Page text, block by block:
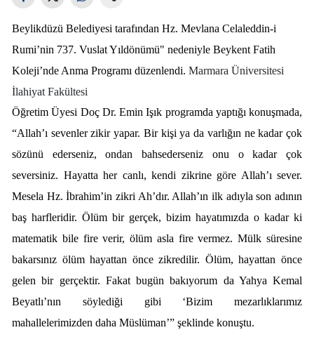
Beylikdüzü Belediyesi tarafından Hz. Mevlana Celaleddin-i
Rumi’nin 737. Vuslat Yıldönümü" nedeniyle Beykent Fatih
Koleji’nde Anma Programı düzenlendi. Marmara Üniversitesi
İlahiyat Fakültesi
Öğretim Üyesi Doç Dr. Emin Işık programda yaptığı konuşmada,
“Allah’ı sevenler zikir yapar. Bir kişi ya da varlığın ne kadar çok
sözünü ederseniz, ondan bahsederseniz onu o kadar çok
seversiniz. Hayatta her canlı, kendi zikrine göre Allah’ı sever.
Mesela Hz. İbrahim’in zikri Ah’dır. Allah’ın ilk adıyla son adının
baş harfleridir. Ölüm bir gerçek, bizim hayatımızda o kadar ki
matematik bile fire verir, ölüm asla fire vermez. Mülk süresine
bakarsınız ölüm hayattan önce zikredilir. Ölüm, hayattan önce
gelen bir gerçektir. Fakat bugün bakıyorum da Yahya Kemal
Beyatlı’nın söylediği gibi ‘Bizim mezarlıklarımız
mahallelerimizden daha Müslüman’” şeklinde konuştu.